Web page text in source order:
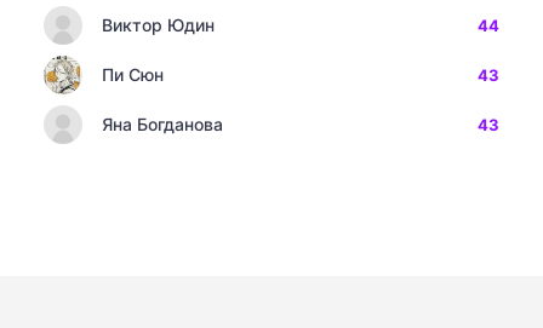
Виктор Юдин 44
Пи Сюн 43
Яна Богданова 43